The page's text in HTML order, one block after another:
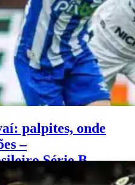
palpites, onde
–
Série B